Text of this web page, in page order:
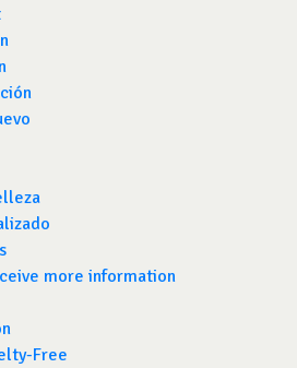
more information
Free